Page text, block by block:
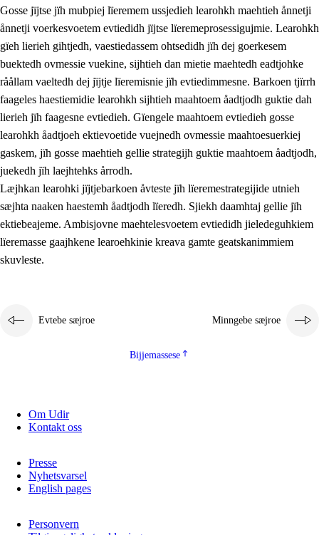
2.1 Sosijaale lïereme jïh evtiedimmie
Maahtoe faagine
2.3 Vihkeles tjiehpiesvoeth
Dåaresthfaageles teemah
Gosse jïjtse jïh mubpiej lïeremem ussjedieh learohkh maehtieh ånnetji
ånnetji voerkesvoetem evtiedidh jïjtse lïeremeprosessigujmie. Learohkh
gïeh lierieh gihtjedh, vaestiedassem ohtsedidh jïh dej goerkesem
buektedh ovmessie vuekine, sijhtieh dan mietie maehtedh eadtjohke
råållam vaeltedh dej jïjtje lïeremisnie jïh evtiedimmesne. Barkoen tjïrrh
faageles haestiemidie learohkh sijhtieh maahtoem åadtjodh guktie dah
lierieh jïh faagesne evtiedieh. Gïengele maahtoem evtiedieh gosse
learohkh åadtjoeh ektievoetide vuejnedh ovmessie maahtoesuerkiej
gaskem, jïh gosse maehtieh gellie strategijh guktie maahtoem åadtjodh,
juekedh jïh laejhtehks årrodh.
Læjhkan learohki jïjtjebarkoen åvteste jïh lïeremestrategijide utnieh
sæjhta naaken haestemh åadtjodh lïeredh. Sjiekh daamhtaj gellie jïh
ektiebeajeme. Ambisjovne maehtelesvoetem evtiedidh jieledeguhkiem
lïeremasse gaajhkene learoehkinie kreava gamte geatskanimmiem
skuvleste.
Evtebe sæjroe Minngebe sæjroe
Bijjemassese
Om Udir
Kontakt oss
Presse
Nyhetsvarsel
English pages
Personvern